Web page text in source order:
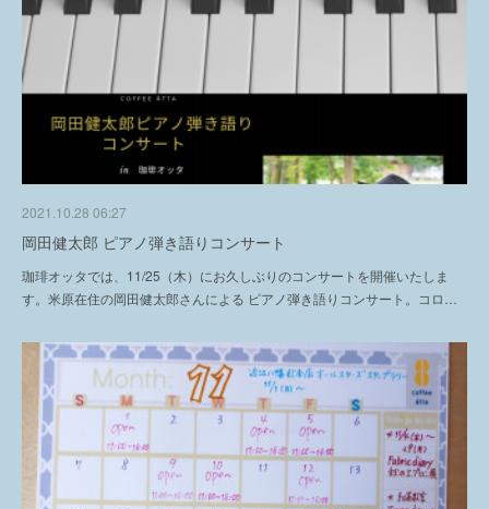
2021.10.28 06:27
岡田健太郎 ピアノ弾き語りコンサート
珈琲オッタでは、11/25（木）にお久しぶりのコンサートを開催いたしま
す。米原在住の岡田健太郎さんによる ピアノ弾き語りコンサート。コロ…